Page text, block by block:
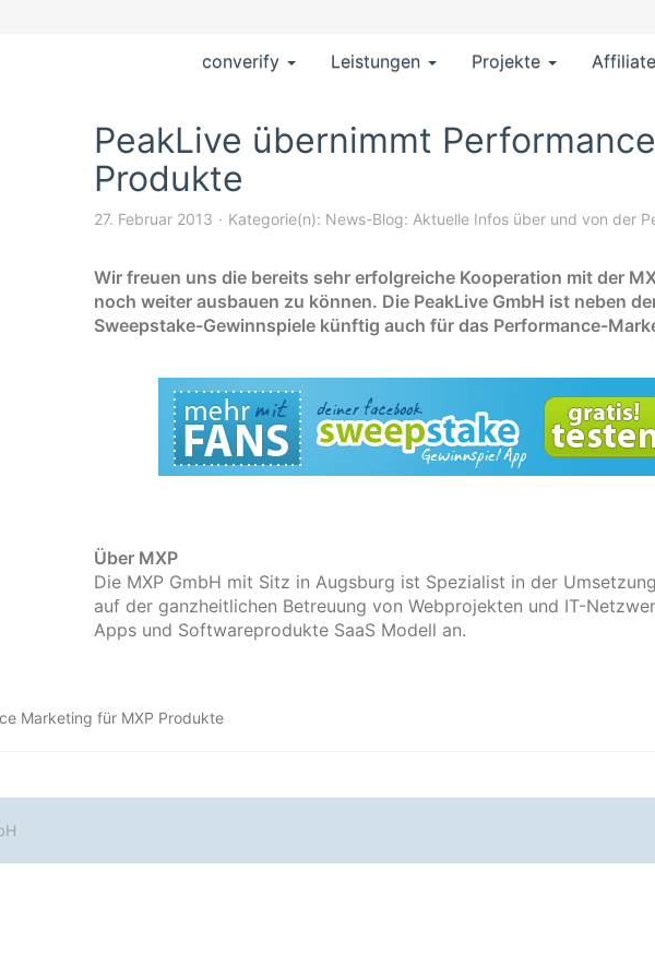
converify Leistungen Projekte
PeakLive übernimmt
Produkte
27. Februar 2013 Kategorie(n): News-Blog: Aktuelle Infos über und von der
Wir freuen uns die bereits sehr erfolgreiche Kooperation mit der
noch weiter ausbauen zu können. Die PeakLive GmbH ist neben
Sweepstake-Gewinnspiele künftig auch für das Performance-
Über MXP
Die MXP GmbH mit Sitz in Augsburg ist Spezialist in der
auf der ganzheitlichen Betreuung von Webprojekten und IT-
Apps und Softwareprodukte SaaS Modell an.
Marketing für MXP Produkte